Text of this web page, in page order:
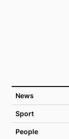
News
Sport
People